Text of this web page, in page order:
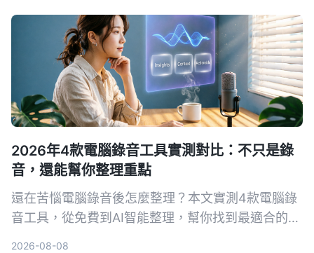
2026年4款電腦錄音工具實測對比：不只是錄
音，還能幫你整理重點
還在苦惱電腦錄音後怎麼整理？本文實測4款電腦錄
音工具，從免費到AI智能整理，幫你找到最適合的方
2026-08-08